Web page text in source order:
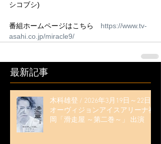
シコブシ)
番組ホームページはこちら https://www.tv-
asahi.co.jp/miracle9/
最新記事
木科雄登 / 2026年3月19日～22日
オーヴィジョンアイスアリーナ福
岡「滑走屋 ～第二巻～」 出演